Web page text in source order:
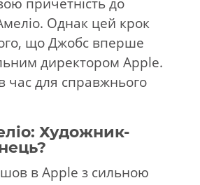
Однак цей крок
що Джобс вперше
директором Apple.
час для справжнього
Художник-
в Apple з сильною